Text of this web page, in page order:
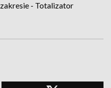
- Totalizator